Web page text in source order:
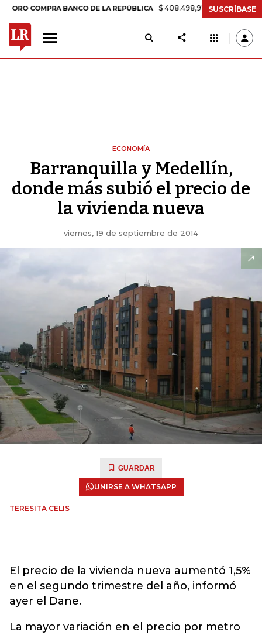
BANCO DE LA REPÚBLICA $ 408.498,97 +$ 8.753,81 +2,19%
SUSCRÍBASE
ECONOMÍA
Barranquilla y Medellín,
donde más subió el precio de
la vivienda nueva
viernes, 19 de septiembre de 2014
GUARDAR
UNIRSE A WHATSAPP
TERESITA CELIS
El precio de la vivienda nueva aumentó 1,5%
en el segundo trimestre del año, informó
ayer el Dane.
La mayor variación en el precio por metro